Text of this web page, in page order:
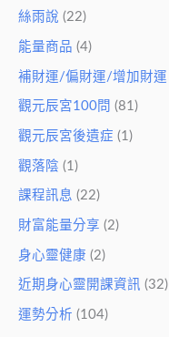
絲雨說 (22)
能量商品 (4)
補財運/偏財運/增加財運
觀元辰宮100問 (81)
觀元辰宮後遺症 (1)
觀落陰 (1)
課程訊息 (22)
財富能量分享 (2)
身心靈健康 (2)
近期身心靈開課資訊 (32)
運勢分析 (104)